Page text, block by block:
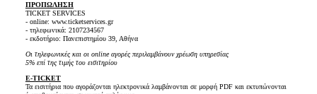
ΠΡΟΠΩΛΗΣΗ
TICKET SERVICES
- online: www.ticketservices.gr
- τηλεφωνικά: 2107234567
- εκδοτήριο: Πανεπιστημίου 39, Αθήνα
Οι τηλεφωνικές και οι online αγορές περιλαμβάνουν χρέωση υπηρεσίας
5% επί της τιμής του εισιτηρίου
E-TICKET
Τα εισιτήρια που αγοράζονται ηλεκτρονικά λαμβάνονται σε μορφή PDF και εκτυπώνονται